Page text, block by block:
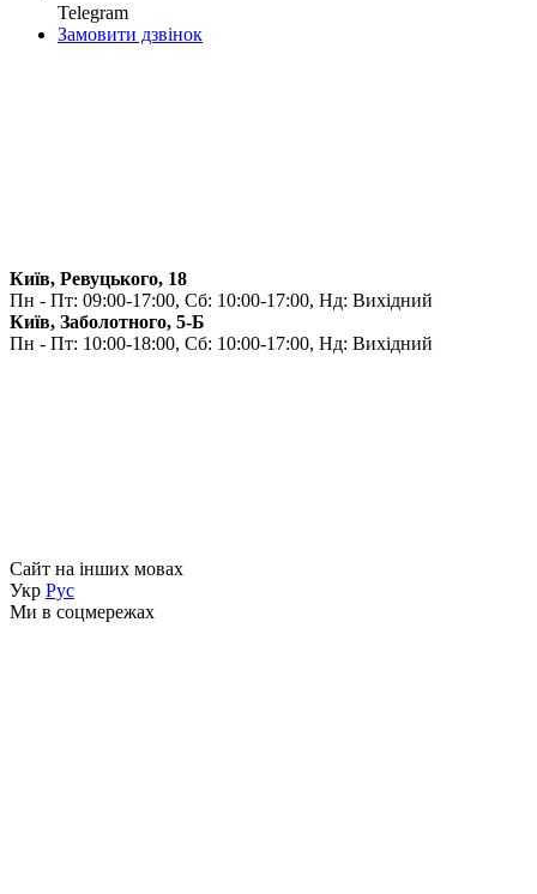
Telegram
Замовити дзвінок
Київ, Ревуцького, 18
Пн - Пт: 09:00-17:00, Сб: 10:00-17:00, Нд: Вихідний
Київ, Заболотного, 5-Б
Пн - Пт: 10:00-18:00, Сб: 10:00-17:00, Нд: Вихідний
Сайт на інших мовах
Укр Рус
Ми в соцмережах